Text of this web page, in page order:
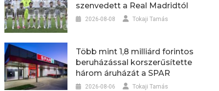
szenvedett a Real Madridtól
2026-08-08 Tokaji Tamás
Több mint 1,8 milliárd forintos
beruházással korszerűsítette
három áruházát a SPAR
2026-08-06 Tokaji Tamás